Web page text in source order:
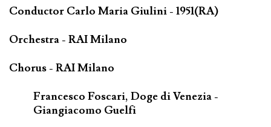
Conductor Carlo Maria Giulini - 1951(RA)
Orchestra - RAI Milano
Chorus - RAI Milano
Francesco Foscari, Doge di Venezia -
Giangiacomo Guelfi